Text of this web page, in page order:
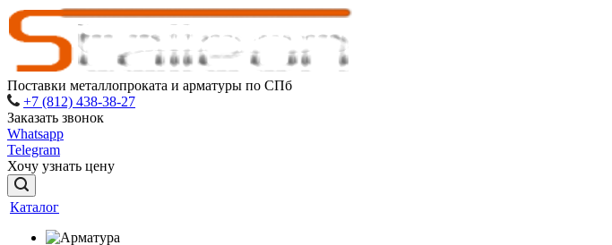
Поставки металлопроката и арматуры по СПб
+7 (812) 438-38-27
Заказать звонок
Whatsapp
Telegram
Хочу узнать цену
Каталог